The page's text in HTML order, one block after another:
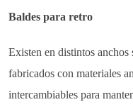
Baldes para retro
Existen en distintos
fabricados con materiales
intercambiables para